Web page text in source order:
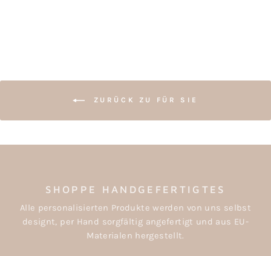
ZURÜCK ZU FÜR SIE
SHOPPE HANDGEFERTIGTES
Alle personalisierten Produkte werden von uns selbst
designt, per Hand sorgfältig angefertigt und aus EU-
Materialen hergestellt.